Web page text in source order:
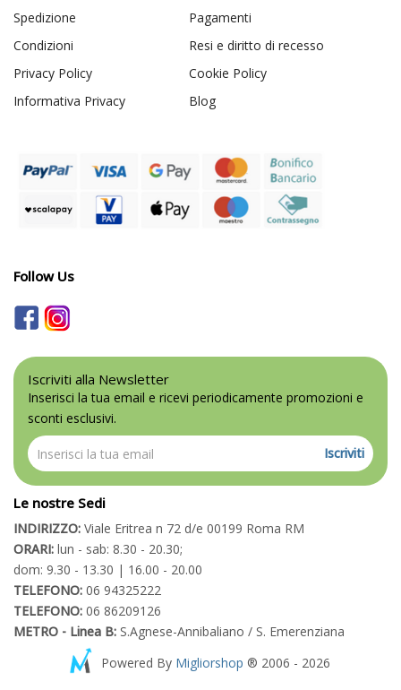
Spedizione
Pagamenti
Condizioni
Resi e diritto di recesso
Privacy Policy
Cookie Policy
Informativa Privacy
Blog
Follow Us
Iscriviti alla Newsletter
Inserisci la tua email e ricevi periodicamente promozioni e
sconti esclusivi.
Iscriviti
Le nostre Sedi
INDIRIZZO: Viale Eritrea n 72 d/e 00199 Roma RM
ORARI: lun - sab: 8.30 - 20.30;
dom: 9.30 - 13.30 | 16.00 - 20.00
TELEFONO: 06 94325222
TELEFONO: 06 86209126
METRO - Linea B: S.Agnese-Annibaliano / S. Emerenziana
Powered By Migliorshop ® 2006 - 2026